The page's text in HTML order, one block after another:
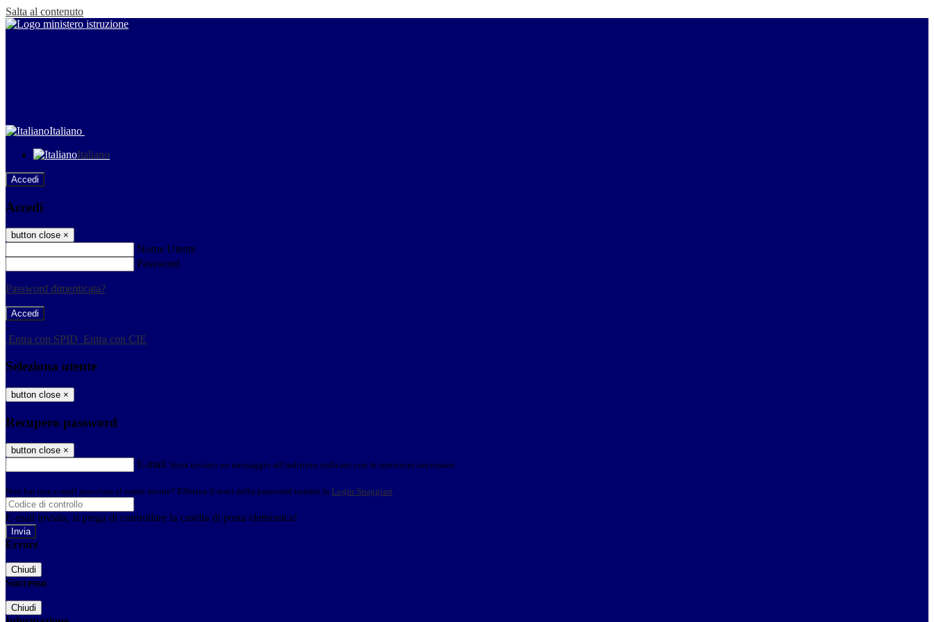
Salta al contenuto
Italiano
Italiano
Accedi
Accedi
button close ×
Nome Utente
Password
Password dimenticata?
-
Entra con SPID Entra con CIE
Seleziona utente
button close ×
Recupero password
button close ×
E-mail Verrà inviato un messaggio all'indirizzo indicato con le istruzioni necessarie.
Non hai una e-mail associata al nome utente? Effettua il reset della password tramite la Login Spaggiari
E-mail inviata, si prega di controllare la casella di posta elettronica!
Errore
Chiudi
Successo
Chiudi